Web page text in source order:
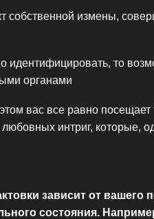
собственной измены,
идентифицировать, то
органами
вас все равно посещает
интриг, которые,
зависит от вашего
состояния.